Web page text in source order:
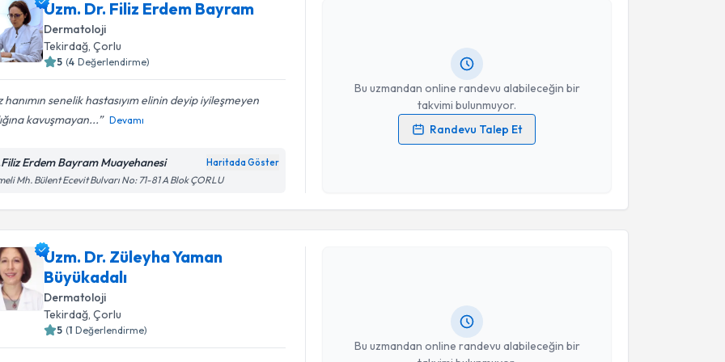
Uzm. Dr. Filiz Erdem Bayram
Dermatoloji
Tekirdağ,Çorlu
5 (4 Değerlendirme)
hanımın senelik hastasıyım elinin deyip iyileşmeyen
kavuşmayan...
Devamı
Erdem Bayram Muayehanesi Haritada Göster
Mh. Bülent Ecevit Bulvarı No: 71-81 A Blok ÇORLU
Bu uzmandan online randevu alabileceğin bir
takvimi bulunmuyor.
Randevu Talep Et
Kişisel verilerimin işlenmesine ilişkinAydınlatma Metni
Takvim Talebini Gönder
Uzm. Dr. Züleyha Yaman
Büyükadalı
Dermatoloji
Tekirdağ,Çorlu
5 (1 Değerlendirme)
Bu uzmandan online randevu alabileceğin bir
Randevu Takvimi Talebi